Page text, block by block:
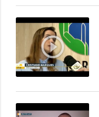
play_circle_outline